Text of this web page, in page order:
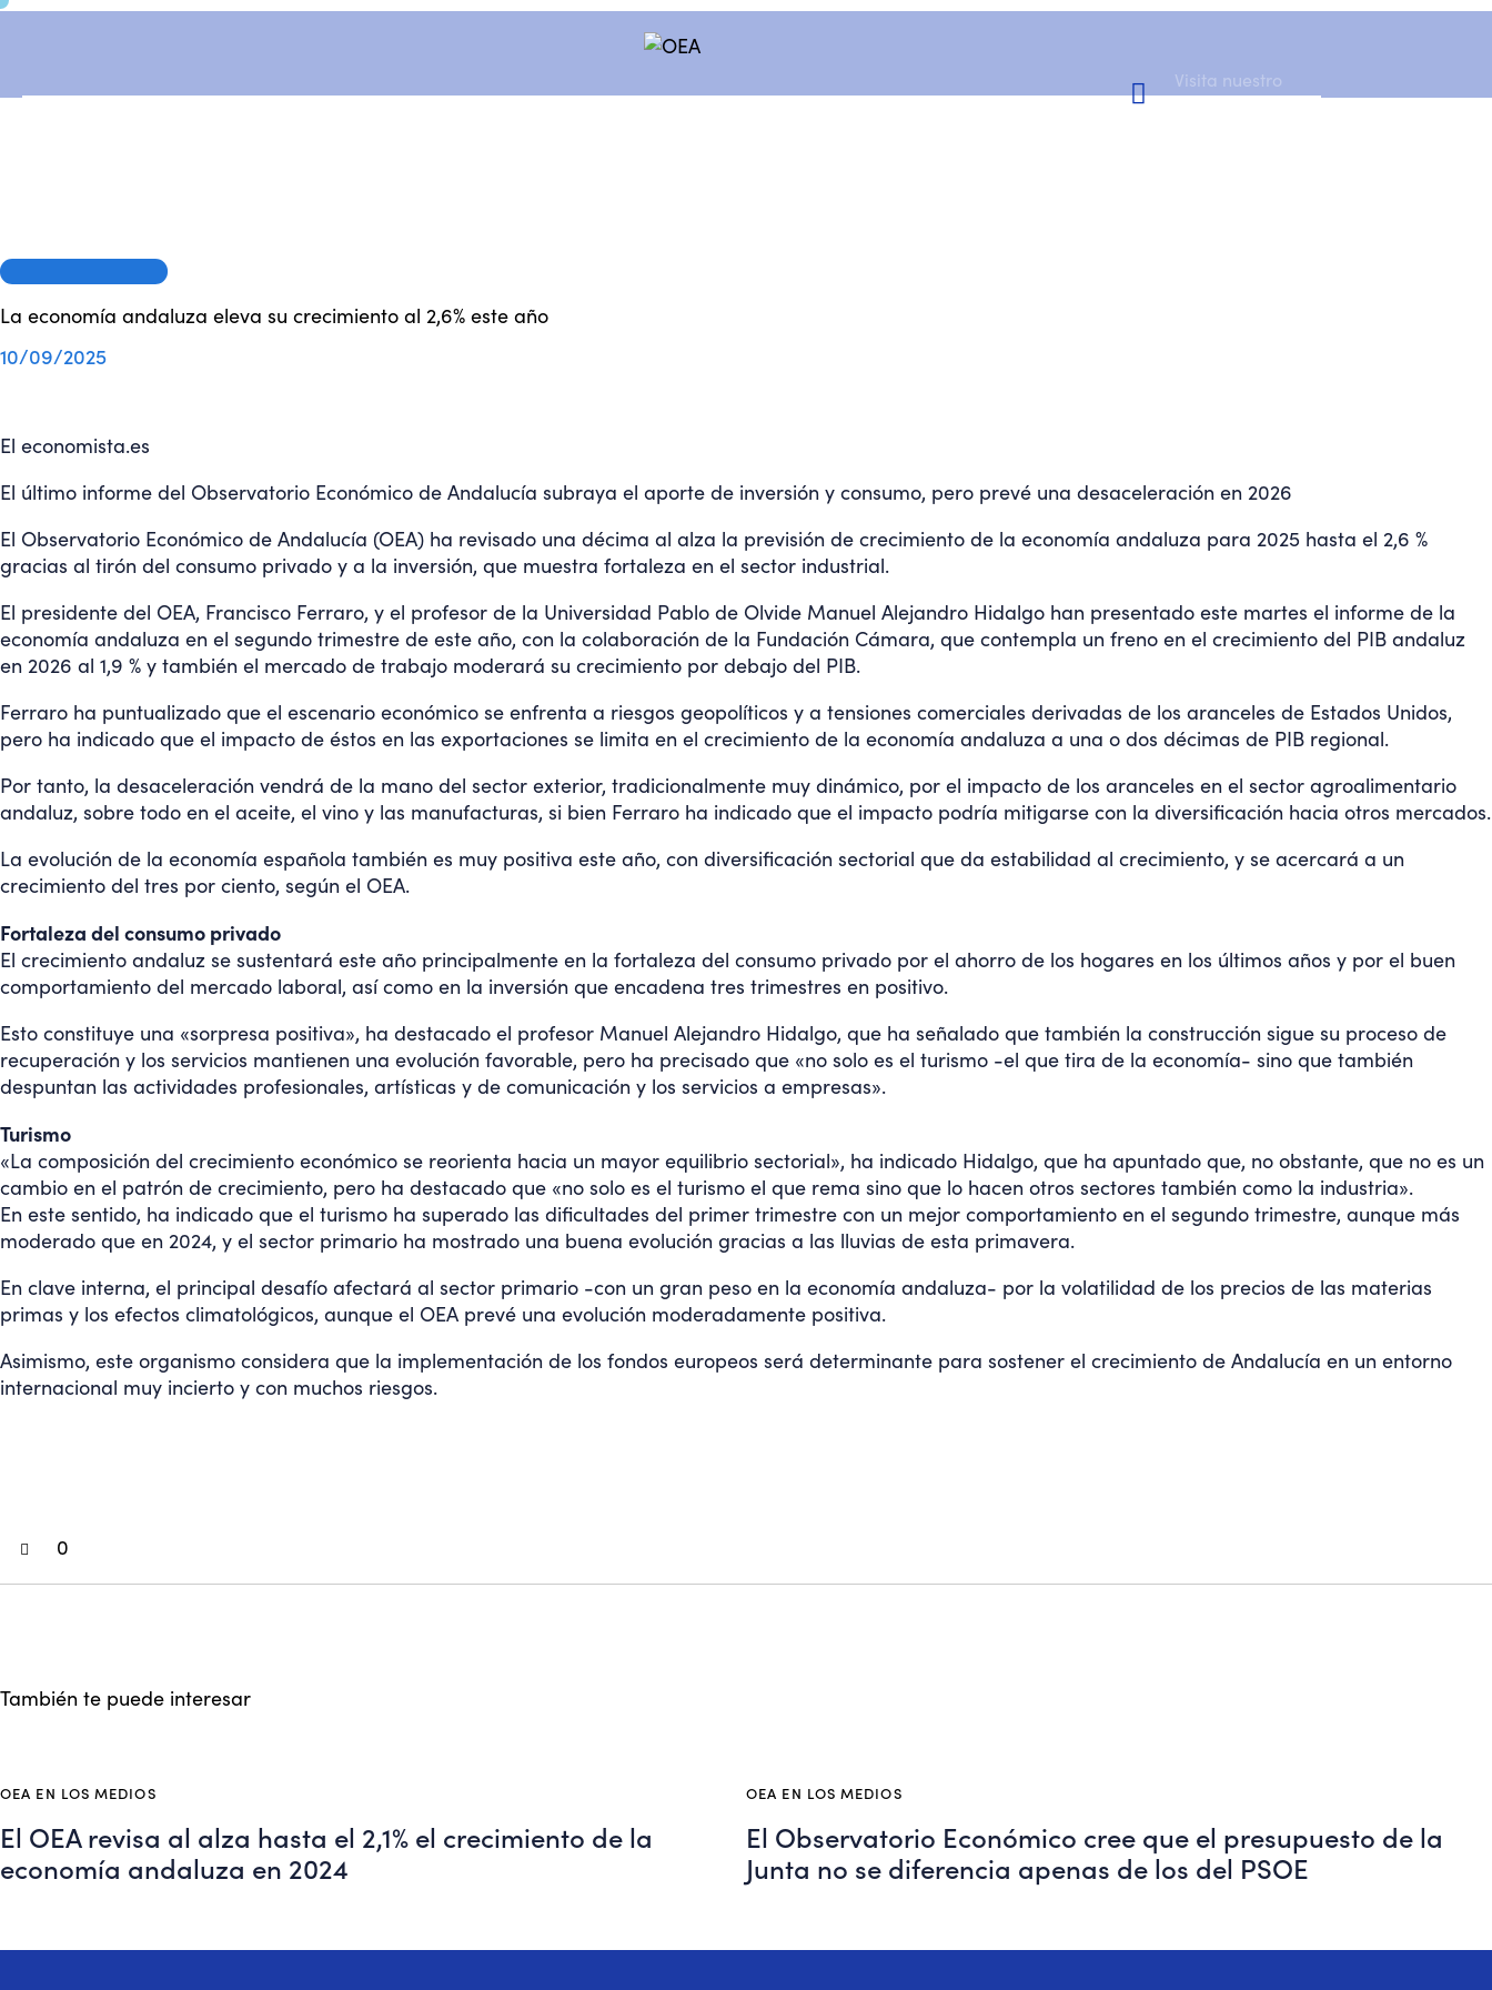
Visita nuestro
La economía andaluza eleva su crecimiento al 2,6% este año
10/09/2025
El economista.es
El último informe del Observatorio Económico de Andalucía subraya el aporte de inversión y consumo, pero prevé una desaceleración en 2026
El Observatorio Económico de Andalucía (OEA) ha revisado una décima al alza la previsión de crecimiento de la economía andaluza para 2025 hasta el 2,6 %
gracias al tirón del consumo privado y a la inversión, que muestra fortaleza en el sector industrial.
El presidente del OEA, Francisco Ferraro, y el profesor de la Universidad Pablo de Olvide Manuel Alejandro Hidalgo han presentado este martes el informe de la
economía andaluza en el segundo trimestre de este año, con la colaboración de la Fundación Cámara, que contempla un freno en el crecimiento del PIB andaluz
en 2026 al 1,9 % y también el mercado de trabajo moderará su crecimiento por debajo del PIB.
Ferraro ha puntualizado que el escenario económico se enfrenta a riesgos geopolíticos y a tensiones comerciales derivadas de los aranceles de Estados Unidos,
pero ha indicado que el impacto de éstos en las exportaciones se limita en el crecimiento de la economía andaluza a una o dos décimas de PIB regional.
Por tanto, la desaceleración vendrá de la mano del sector exterior, tradicionalmente muy dinámico, por el impacto de los aranceles en el sector agroalimentario
andaluz, sobre todo en el aceite, el vino y las manufacturas, si bien Ferraro ha indicado que el impacto podría mitigarse con la diversificación hacia otros mercados.
La evolución de la economía española también es muy positiva este año, con diversificación sectorial que da estabilidad al crecimiento, y se acercará a un
crecimiento del tres por ciento, según el OEA.
Fortaleza del consumo privado
El crecimiento andaluz se sustentará este año principalmente en la fortaleza del consumo privado por el ahorro de los hogares en los últimos años y por el buen
comportamiento del mercado laboral, así como en la inversión que encadena tres trimestres en positivo.
Esto constituye una «sorpresa positiva», ha destacado el profesor Manuel Alejandro Hidalgo, que ha señalado que también la construcción sigue su proceso de
recuperación y los servicios mantienen una evolución favorable, pero ha precisado que «no solo es el turismo -el que tira de la economía- sino que también
despuntan las actividades profesionales, artísticas y de comunicación y los servicios a empresas».
Turismo
«La composición del crecimiento económico se reorienta hacia un mayor equilibrio sectorial», ha indicado Hidalgo, que ha apuntado que, no obstante, que no es un
cambio en el patrón de crecimiento, pero ha destacado que «no solo es el turismo el que rema sino que lo hacen otros sectores también como la industria».
En este sentido, ha indicado que el turismo ha superado las dificultades del primer trimestre con un mejor comportamiento en el segundo trimestre, aunque más
moderado que en 2024, y el sector primario ha mostrado una buena evolución gracias a las lluvias de esta primavera.
En clave interna, el principal desafío afectará al sector primario -con un gran peso en la economía andaluza- por la volatilidad de los precios de las materias
primas y los efectos climatológicos, aunque el OEA prevé una evolución moderadamente positiva.
Asimismo, este organismo considera que la implementación de los fondos europeos será determinante para sostener el crecimiento de Andalucía en un entorno
internacional muy incierto y con muchos riesgos.
0
También te puede interesar
OEA EN LOS MEDIOS
El OEA revisa al alza hasta el 2,1% el crecimiento de la
economía andaluza en 2024
OEA EN LOS MEDIOS
El Observatorio Económico cree que el presupuesto de la
Junta no se diferencia apenas de los del PSOE